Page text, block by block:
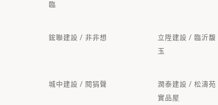
臨
鋐聯建設 / 非非想
立陞建設 / 臨沂馥
玉
城中建設 / 閱狷聲
潤泰建設 / 松濤苑
實品屋